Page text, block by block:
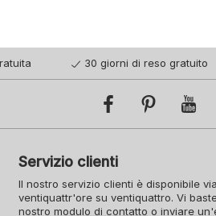
30 giorni di reso gratuito
Servizio clienti
Il nostro servizio clienti è disponibile
ventiquattr'ore su ventiquattro. Vi
nostromodulo di contatto o inviare